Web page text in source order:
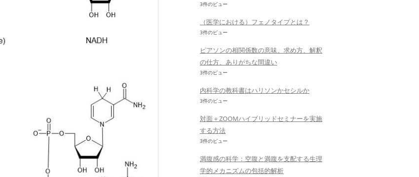
3件のビュー
（医学における）フェノタイプとは？
3件のビュー
ピアソンの相関係数の意味、求め方、解釈
の仕方、ありがちな間違い
3件のビュー
内科学の教科書はハリソンかセシルか
3件のビュー
対面＋ZOOMハイブリッドセミナーを実施
する方法
3件のビュー
満腹感の科学：空腹と満腹を支配する生理
学的メカニズムの包括的解析